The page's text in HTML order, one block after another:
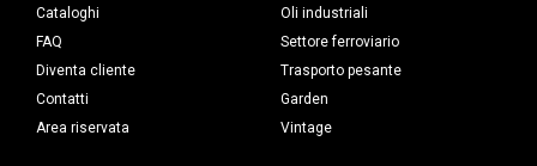
Cataloghi
FAQ
Diventa cliente
Contatti
Area riservata
Oli industriali
Settore ferroviario
Trasporto pesante
Garden
Vintage